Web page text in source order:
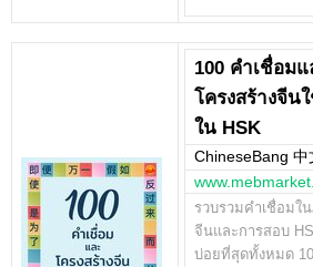
100 คำเชื่อมแ
โครงสร้างจีน
ใน HSK
ChineseBang 中
รวบรวมคำเชื่อมใ
จีนและการสอบ
บ่อยที่สุดทั้งหมด